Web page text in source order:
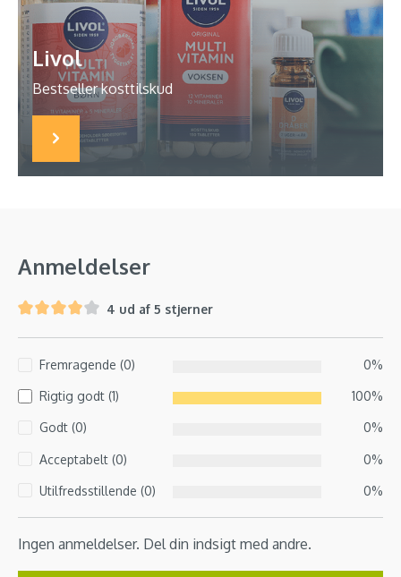
Livol
Bestseller kosttilskud
Anmeldelser
4 ud af 5 stjerner
Fremragende (0) 0%
Rigtig godt (1) 100%
Godt (0) 0%
Acceptabelt (0) 0%
Utilfredsstillende (0) 0%
Ingen anmeldelser. Del din indsigt med andre.